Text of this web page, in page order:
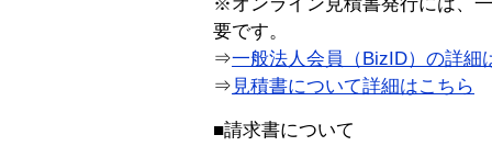
※オンライン見積書発行には、
要です。
⇒一般法人会員（BizID）の詳細
⇒ 見積書について詳細はこちら
■請求書について